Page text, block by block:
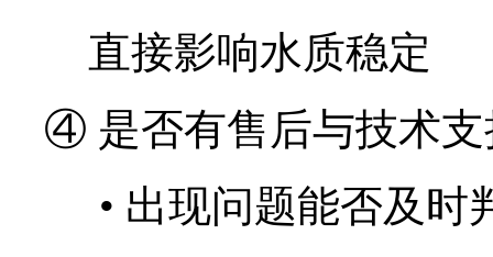
直接影响水质稳定
④ 是否有售后与技术支
• 出现问题能否及时